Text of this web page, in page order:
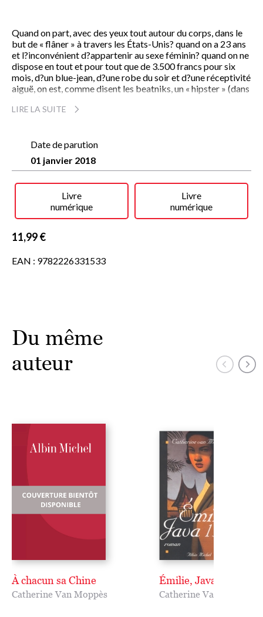
Quand on part, avec des yeux tout autour du corps, dans le
but de « flâner » à travers les États-Unis? quand on a 23 ans
et l?inconvénient d?appartenir au sexe féminin? quand on ne
dispose en tout et pour tout que de 3.500 francs pour six
mois, d?un blue-jean, d?une robe du soir et d?une réceptivité
aiguë, on est, comme disent les beatniks, un « hipster » (dans
Catherine Van Moppès a parcouru les États-Unis en auto-
Drôle d?Amériquene prétend pas au documentaire et refuse
l?exotisme. C?est l?Amérique d?une
regard d?unetwentyque l?on reçoit, comme avec des
toute critique de « ces pris-sur-le-vif ». Elle ne se prend
jamais au sérieux. Elle vit. Elle s?amuse. Elle dévore. Elle a 23
ans.
LIRE LA SUITE
Date de parution
01 janvier 2018
Livre
numérique
Livre
numérique
11,99 €
EAN : 9782226331533
Du même
auteur
À chacun sa Chine
Catherine Van Moppès
Émilie, Java, 1904
Catherine Van Moppès